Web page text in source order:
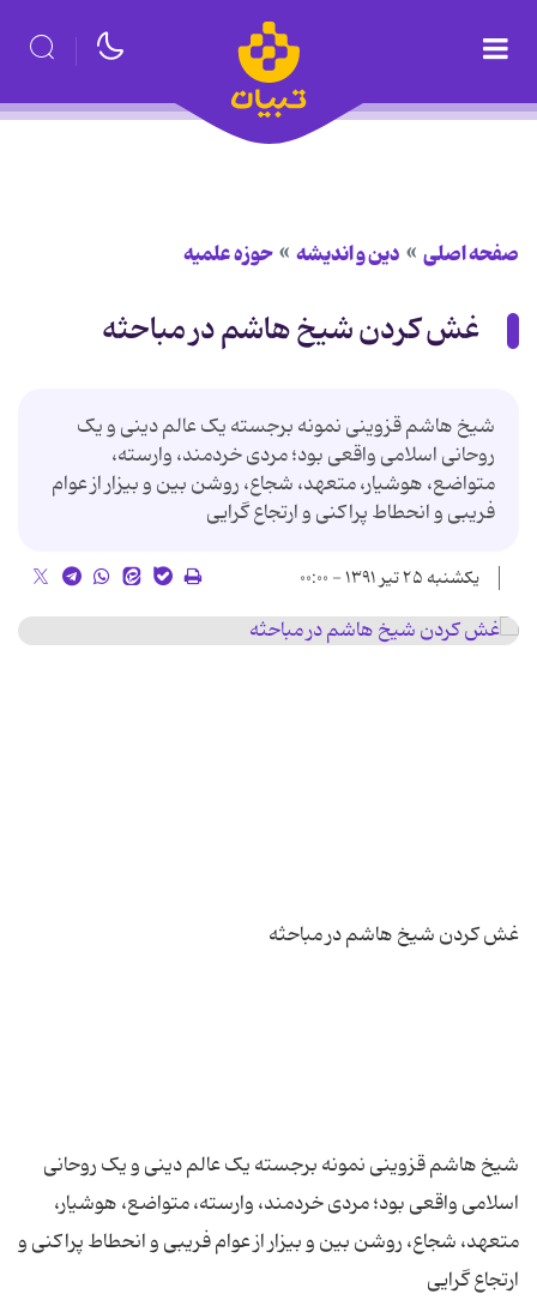
صفحه اصلی دین و اندیشه حوزه علمیه
غش کردن شیخ هاشم در مباحثه
شیخ هاشم قزوینی نمونه برجسته یک عالم دینی و یک
روحانی اسلامی واقعی بود؛ مردی خردمند، وارسته،
متواضع، هوشیار، متعهد، شجاع، روشن بین و بیزار از عوام
فریبی و انحطاط پراکنی و ارتجاع گرایی
یکشنبه ۲۵ تیر ۱۳۹۱ - ۰۰:۰۰
شیخ هاشم قزوینی نمونه برجسته یک عالم دینی و یک روحانی
اسلامی واقعی بود؛ مردی خردمند، وارسته، متواضع، هوشیار،
متعهد، شجاع، روشن بین و بیزار از عوام فریبی و انحطاط پراکنی و